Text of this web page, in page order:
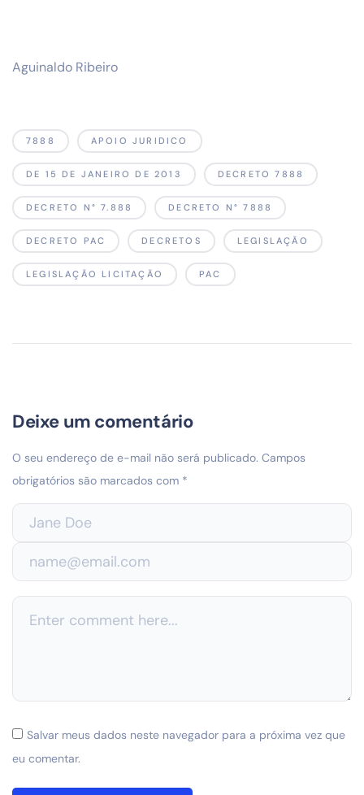
Aguinaldo Ribeiro
7888 APOIO JURIDICO
DE 15 DE JANEIRO DE 2013 DECRETO 7888
DECRETO N° 7.888 DECRETO N° 7888
DECRETO PAC DECRETOS LEGISLAÇÃO
LEGISLAÇÃO LICITAÇÃO PAC
Deixe um comentário
O seu endereço de e-mail não será publicado. Campos
obrigatórios são marcados com *
Salvar meus dados neste navegador para a próxima vez que
eu comentar.